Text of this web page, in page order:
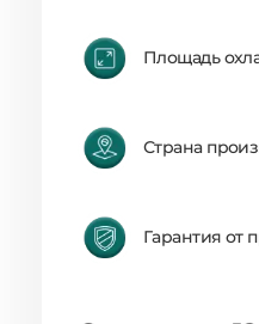
Площадь
Страна
Гарантия от